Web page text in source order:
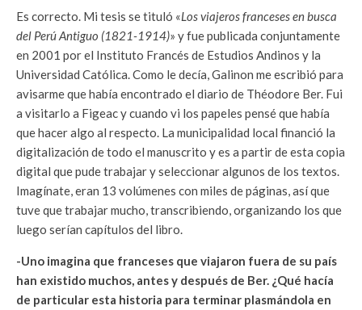
Es correcto. Mi tesis se tituló «Los viajeros franceses en busca
del Perú Antiguo (1821-1914)» y fue publicada conjuntamente
en 2001 por el Instituto Francés de Estudios Andinos y la
Universidad Católica. Como le decía, Galinon me escribió para
avisarme que había encontrado el diario de Théodore Ber. Fui
a visitarlo a Figeac y cuando vi los papeles pensé que había
que hacer algo al respecto. La municipalidad local financió la
digitalización de todo el manuscrito y es a partir de esta copia
digital que pude trabajar y seleccionar algunos de los textos.
Imagínate, eran 13 volúmenes con miles de páginas, así que
tuve que trabajar mucho, transcribiendo, organizando los que
luego serían capítulos del libro.
-Uno imagina que franceses que viajaron fuera de su país
han existido muchos, antes y después de Ber. ¿Qué hacía
de particular esta historia para terminar plasmándola en